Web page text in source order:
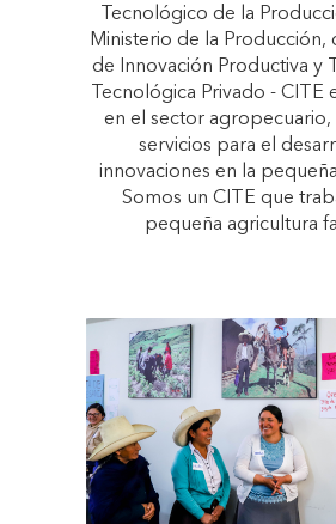
Tecnológico de la
Ministerio de la Producción,
de Innovación Productiva y
Tecnológica Privado - CITE
en el sector
servicios para el
innovaciones en la
Somos un CITE que
pequeña agricultura